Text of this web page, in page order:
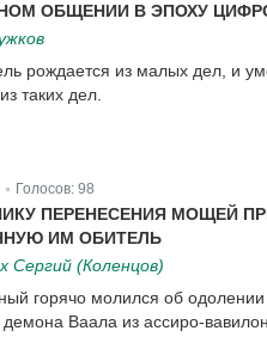
ОБЩЕНИИ В ЭПОХУ
рождается из малых дел, и
таких дел.
Голосов: 98
ПЕРЕНЕСЕНИЯ МОЩЕЙ
ИМ ОБИТЕЛЬ
Сергий (Коленцов)
горячо молился об
Ваала из ассиро-